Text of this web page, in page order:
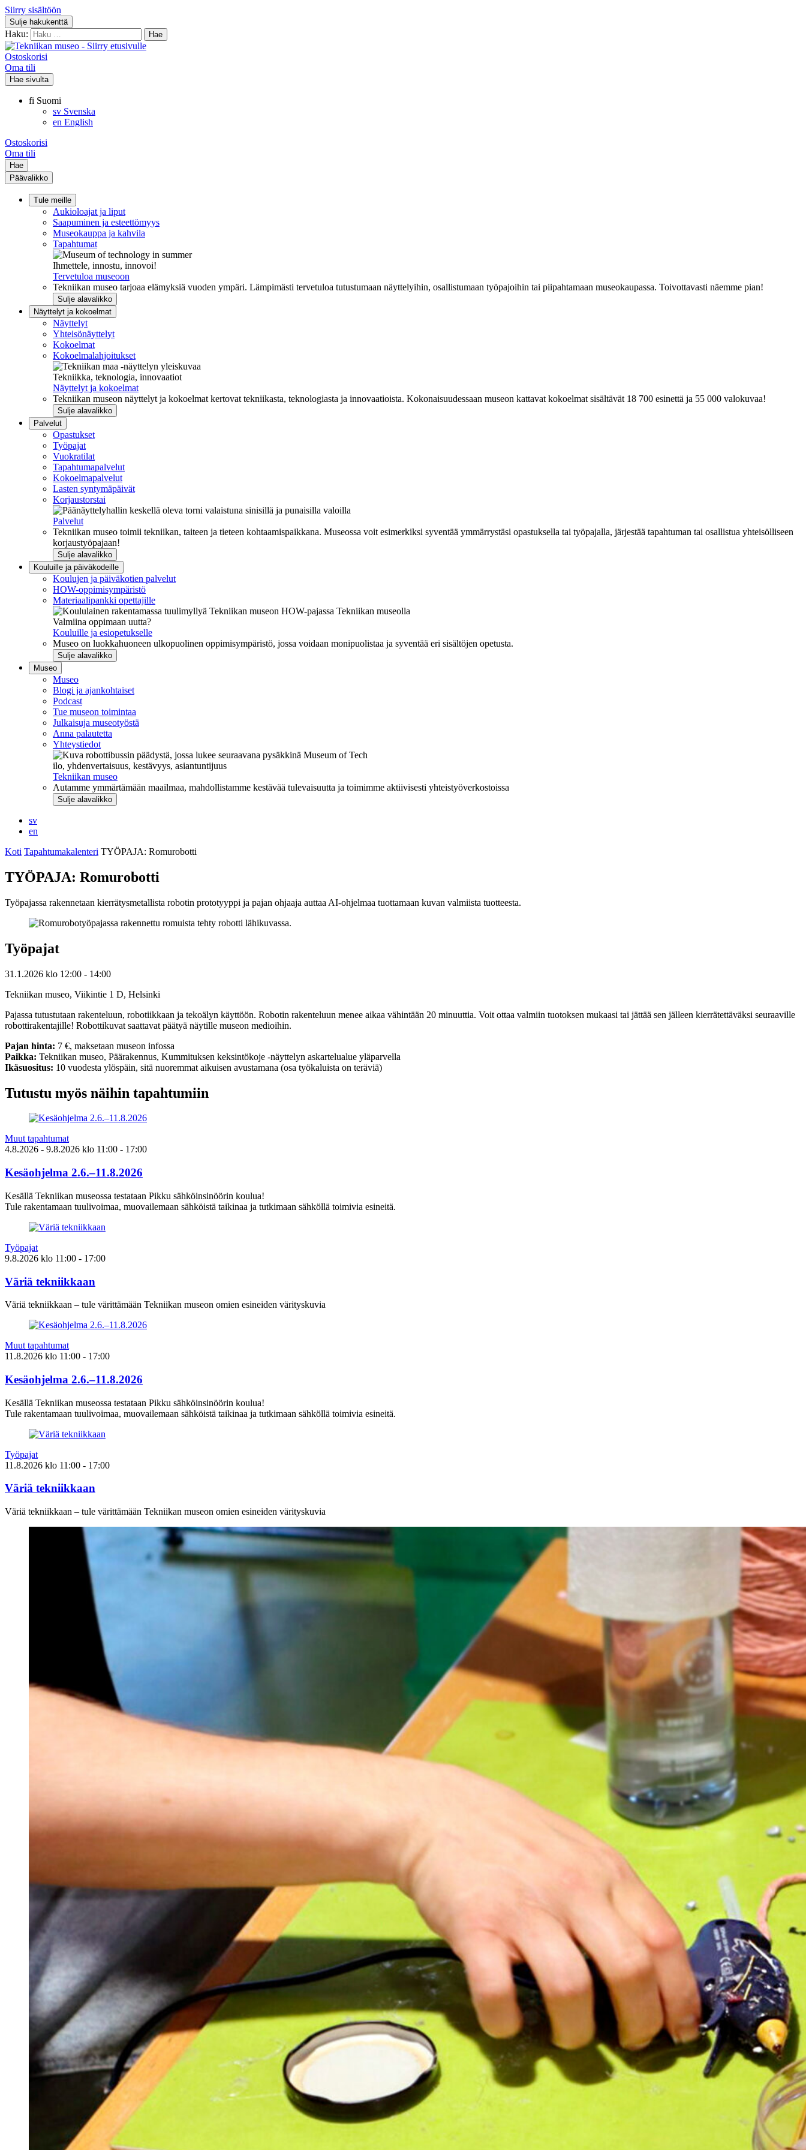
Siirry sisältöön
Sulje hakukenttä
Haku:
Ostoskorisi
Oma tili
Hae sivulta
fi Suomi
sv Svenska
en English
Ostoskorisi
Oma tili
Hae
Päävalikko
Tule meille
Aukioloajat ja liput
Saapuminen ja esteettömyys
Museokauppa ja kahvila
Tapahtumat
Ihmettele, innostu, innovoi!
Tervetuloa museoon
Tekniikan museo tarjoaa elämyksiä vuoden ympäri. Lämpimästi tervetuloa tutustumaan näyttelyihin, osallistumaan työpajoihin tai piipahtamaan museokaupassa. Toivottavasti näemme pian!
Sulje alavalikko
Näyttelyt ja kokoelmat
Näyttelyt
Yhteisönäyttelyt
Kokoelmat
Kokoelmalahjoitukset
Tekniikka, teknologia, innovaatiot
Näyttelyt ja kokoelmat
Tekniikan museon näyttelyt ja kokoelmat kertovat tekniikasta, teknologiasta ja innovaatioista. Kokonaisuudessaan museon kattavat kokoelmat sisältävät 18 700 esinettä ja 55 000 valokuvaa!
Sulje alavalikko
Palvelut
Opastukset
Työpajat
Vuokratilat
Tapahtumapalvelut
Kokoelmapalvelut
Lasten syntymäpäivät
Korjaustorstai
Palvelut
Tekniikan museo toimii tekniikan, taiteen ja tieteen kohtaamispaikkana. Museossa voit esimerkiksi syventää ymmärrystäsi opastuksella tai työpajalla, järjestää tapahtuman tai osallistua yhteisölliseen
korjaustyöpajaan!
Sulje alavalikko
Kouluille ja päiväkodeille
Koulujen ja päiväkotien palvelut
HOW-oppimisympäristö
Materiaalipankki opettajille
Valmiina oppimaan uutta?
Kouluille ja esiopetukselle
Museo on luokkahuoneen ulkopuolinen oppimisympäristö, jossa voidaan monipuolistaa ja syventää eri sisältöjen opetusta.
Sulje alavalikko
Museo
Museo
Blogi ja ajankohtaiset
Podcast
Tue museon toimintaa
Julkaisuja museotyöstä
Anna palautetta
Yhteystiedot
ilo, yhdenvertaisuus, kestävyys, asiantuntijuus
Tekniikan museo
Autamme ymmärtämään maailmaa, mahdollistamme kestävää tulevaisuutta ja toimimme aktiivisesti yhteistyöverkostoissa
Sulje alavalikko
sv
en
Koti Tapahtumakalenteri TYÖPAJA: Romurobotti
TYÖPAJA: Romurobotti
Työpajassa rakennetaan kierrätysmetallista robotin prototyyppi ja pajan ohjaaja auttaa AI-ohjelmaa tuottamaan kuvan valmiista tuotteesta.
Työpajat
31.1.2026 klo 12:00 - 14:00
Tekniikan museo, Viikintie 1 D, Helsinki
Pajassa tutustutaan rakenteluun, robotiikkaan ja tekoälyn käyttöön. Robotin rakenteluun menee aikaa vähintään 20 minuuttia. Voit ottaa valmiin tuotoksen mukaasi tai jättää sen jälleen kierrätettäväksi seuraaville
robottirakentajille! Robottikuvat saattavat päätyä näytille museon medioihin.
Pajan hinta: 7 €, maksetaan museon infossa
Paikka: Tekniikan museo, Päärakennus, Kummituksen keksintökoje -näyttelyn askartelualue yläparvella
Ikäsuositus: 10 vuodesta ylöspäin, sitä nuoremmat aikuisen avustamana (osa työkaluista on teräviä)
Tutustu myös näihin tapahtumiin
Muut tapahtumat
4.8.2026 - 9.8.2026 klo 11:00 - 17:00
Kesäohjelma 2.6.–11.8.2026
Kesällä Tekniikan museossa testataan Pikku sähköinsinöörin koulua!
Tule rakentamaan tuulivoimaa, muovailemaan sähköistä taikinaa ja tutkimaan sähköllä toimivia esineitä.
Työpajat
9.8.2026 klo 11:00 - 17:00
Väriä tekniikkaan
Väriä tekniikkaan – tule värittämään Tekniikan museon omien esineiden värityskuvia
Muut tapahtumat
11.8.2026 klo 11:00 - 17:00
Kesäohjelma 2.6.–11.8.2026
Kesällä Tekniikan museossa testataan Pikku sähköinsinöörin koulua!
Tule rakentamaan tuulivoimaa, muovailemaan sähköistä taikinaa ja tutkimaan sähköllä toimivia esineitä.
Työpajat
11.8.2026 klo 11:00 - 17:00
Väriä tekniikkaan
Väriä tekniikkaan – tule värittämään Tekniikan museon omien esineiden värityskuvia